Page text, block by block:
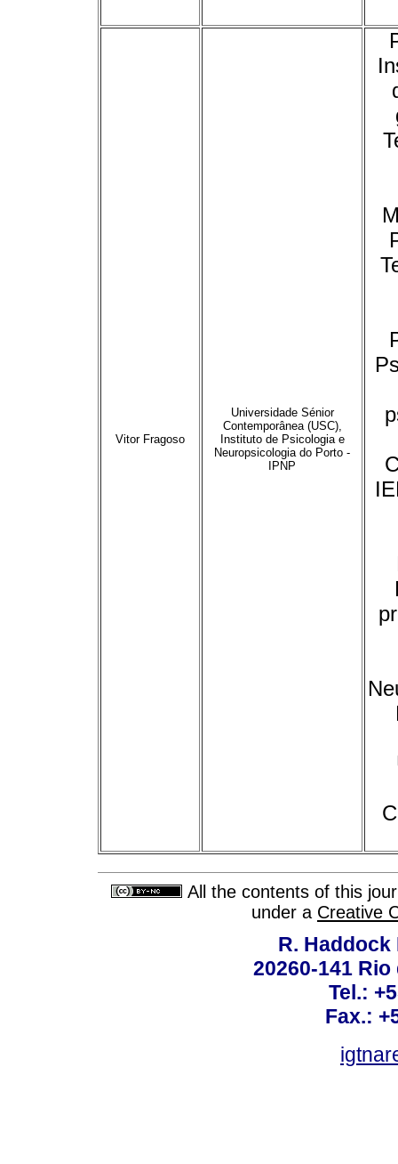
Vitor Fragoso
Universidade Sénior
Contemporânea (USC),
Instituto de Psicologia e
Neuropsicologia do Porto -
IPNP
All the contents of this
under a Creative
R. Haddock
20260-141
Tel.:
Fax.: